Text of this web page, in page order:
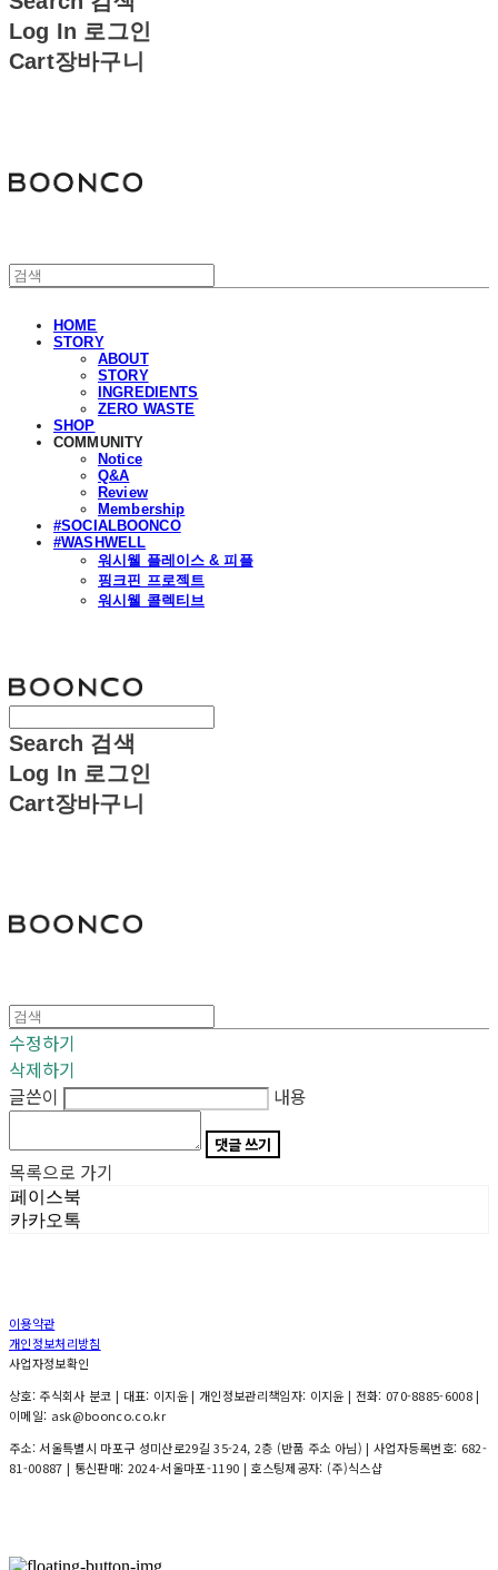
Log In 로그인
Cart장바구니
HOME
STORY
ABOUT
STORY
INGREDIENTS
ZERO WASTE
SHOP
COMMUNITY
Notice
Q&A
Review
Membership
#SOCIALBOONCO
#WASHWELL
워시웰 플레이스 & 피플
핑크핀 프로젝트
워시웰 콜렉티브
Search 검색
Log In 로그인
Cart장바구니
수정하기
삭제하기
글쓴이
내용
댓글 쓰기
목록으로 가기
페이스북
카카오톡
이용약관
개인정보처리방침
사업자정보확인
상호: 주식회사 분코 | 대표: 이지윤 | 개인정보관리책임자: 이지윤 | 전화: 070-8885-6008 |
이메일: ask@boonco.co.kr
주소: 서울특별시 마포구 성미산로29길 35-24, 2층 (반품 주소 아님) | 사업자등록번호: 682-
81-00887 | 통신판매: 2024-서울마포-1190 | 호스팅제공자: (주)식스샵